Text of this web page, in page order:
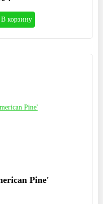
В корзину
Pine'